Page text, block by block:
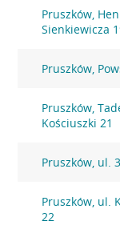
Pruszków,
Sienkiewicza
Pruszków,
Pruszków,
Kościuszki 21
Pruszków, ul.
Pruszków, ul.
22